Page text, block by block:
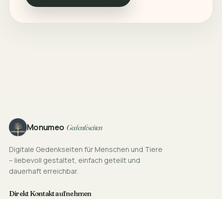
FooterMonumeo Gedenkseiten
Digitale Gedenkseiten für Menschen und Tiere
– liebevoll gestaltet, einfach geteilt und
dauerhaft erreichbar.
Direkt Kontakt aufnehmen